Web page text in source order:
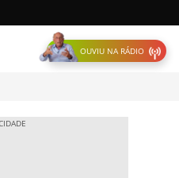
OUVIU NA RÁDIO